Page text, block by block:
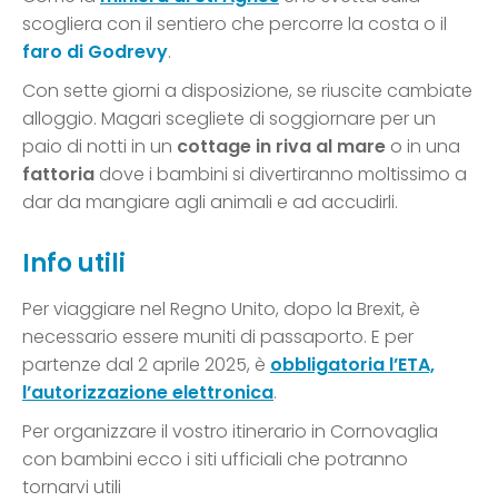
scogliera con il sentiero che percorre la costa o il
faro di Godrevy.
Con sette giorni a disposizione, se riuscite cambiate
alloggio. Magari scegliete di soggiornare per un
paio di notti in un cottage in riva al mare o in una
fattoria dove i bambini si divertiranno moltissimo a
dar da mangiare agli animali e ad accudirli.
Info utili
Per viaggiare nel Regno Unito, dopo la Brexit, è
necessario essere muniti di passaporto. E per
partenze dal 2 aprile 2025, è obbligatoria l’ETA,
l’autorizzazione elettronica.
Per organizzare il vostro itinerario in Cornovaglia
con bambini ecco i siti ufficiali che potranno
tornarvi utili